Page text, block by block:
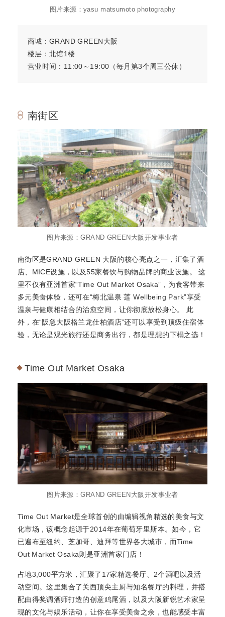
图片来源：yasu matsumoto photography
商城：GRAND GREEN大阪
楼层：北馆1楼
营业时间：11:00～19:00（毎月第3个周三公休）
南街区
图片来源：GRAND GREEN大阪开发事业者
南街区是GRAND GREEN 大阪的核心亮点之一，汇集了酒
店、MICE设施，以及55家餐饮与购物品牌的商业设施。 这
里不仅有亚洲首家“Time Out Market Osaka”，为食客带来
多元美食体验，还可在“梅北温泉 莲 Wellbeing Park”享受
温泉与健康相结合的治愈空间，让你彻底放松身心。 此
外，在“阪急大阪格兰龙仕柏酒店”还可以享受到顶级住宿体
验，无论是观光旅行还是商务出行，都是理想的下榻之选！
Time Out Market Osaka
图片来源：GRAND GREEN大阪开发事业者
Time Out Market是全球首创的由编辑视角精选的美食与文
化市场，该概念起源于2014年在葡萄牙里斯本。如今，它
已遍布至纽约、芝加哥、迪拜等世界各大城市，而Time
Out Market Osaka则是亚洲首家门店！
占地3,000平方米，汇聚了17家精选餐厅、2个酒吧以及活
动空间。这里集合了关西顶尖主厨与知名餐厅的料理，并搭
配由得奖调酒师打造的创意鸡尾酒，以及大阪新锐艺术家呈
现的文化与娱乐活动，让你在享受美食之余，也能感受丰富